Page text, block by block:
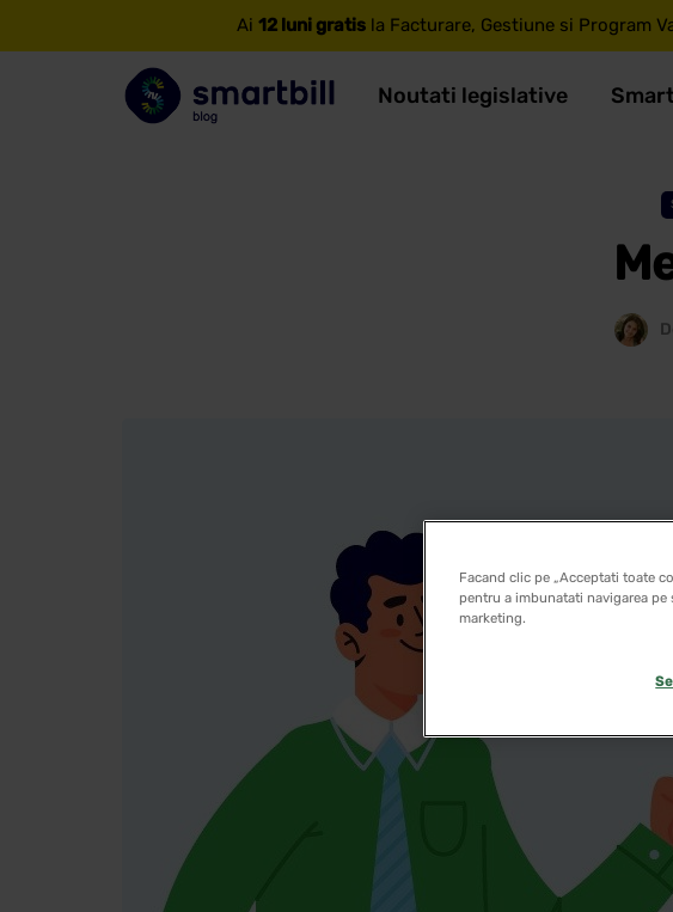
Ai 12 luni gratis la Facturare, Gestiune si Program
Noutati legislative
Facand clic pe „Acceptati toate
pentru a imbunatati navigarea
marketing.